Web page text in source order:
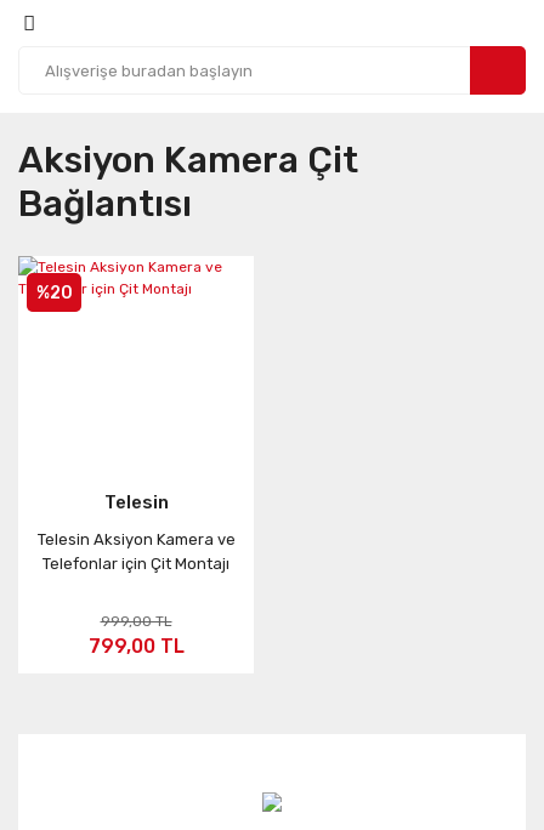
Aksiyon Kamera Çit
Bağlantısı
%20
Telesin
Telesin Aksiyon Kamera ve
Telefonlar için Çit Montajı
999,00 TL
799,00 TL